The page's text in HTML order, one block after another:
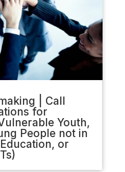
| Call
for
Youth,
People not in
or